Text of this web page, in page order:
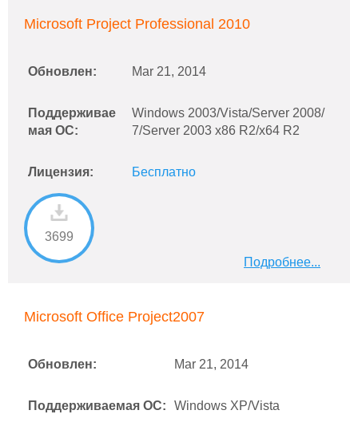
Microsoft Project Professional 2010
Обновлен: Mar 21, 2014
Поддерживае
мая ОС:
Windows 2003/Vista/Server 2008/
7/Server 2003 x86 R2/x64 R2
Лицензия: Бесплатно
3699
Подробнее...
Microsoft Office Project2007
Обновлен: Mar 21, 2014
Поддерживаемая ОС: Windows XP/Vista